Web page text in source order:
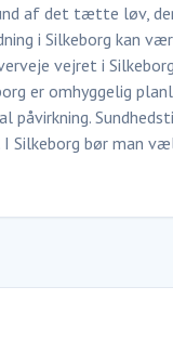
af det tætte løv,
i Silkeborg kan
vejret i
er omhyggelig
Silkeborg bør man